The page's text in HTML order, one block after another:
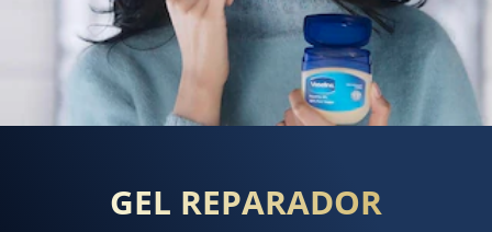
GEL REPARADOR